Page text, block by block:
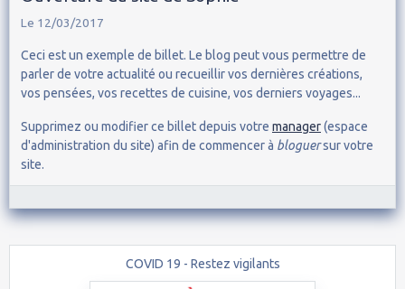
Le 12/03/2017
Ceci est un exemple de billet. Le blog peut vous permettre de
parler de votre actualité ou recueillir vos dernières créations,
vos pensées, vos recettes de cuisine, vos derniers voyages...
Supprimez ou modifier ce billet depuis votre manager(espace
d'administration du site) afin de commencer à bloguersur votre
site.
COVID 19 - Restez vigilants